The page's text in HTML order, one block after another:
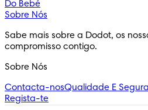
Do Bebé
Sobre Nós
Sabe mais sobre a Dodot, os
compromisso contigo.
Sobre Nós
Contacta-nosQualidade E
Regista-te